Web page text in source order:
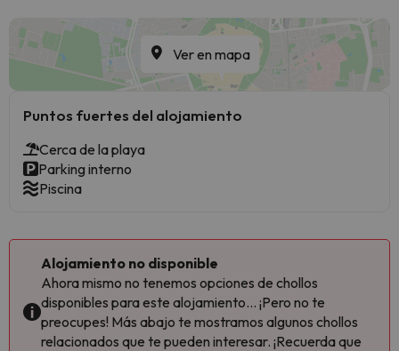
Ver en mapa
Puntos fuertes del alojamiento
Cerca de la playa
Parking interno
Piscina
Alojamiento no disponible
Ahora mismo no tenemos opciones de chollos
disponibles para este alojamiento... ¡Pero no te
preocupes! Más abajo te mostramos algunos chollos
relacionados que te pueden interesar. ¡Recuerda que